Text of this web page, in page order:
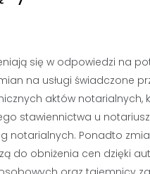
się w odpowiedzi na
na usługi świadczone
aktów notarialnych,
stawiennictwa u
notarialnych. Ponadto
do obniżenia cen dzięki